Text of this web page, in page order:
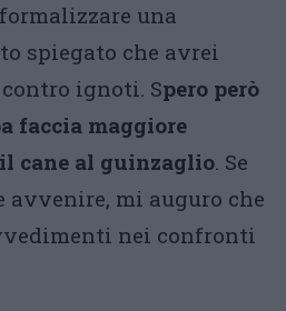
una
spiegato che avrei
ignoti. Spero però
faccia maggiore
cane al guinzaglio. Se
avvenire, mi auguro che
nei confronti